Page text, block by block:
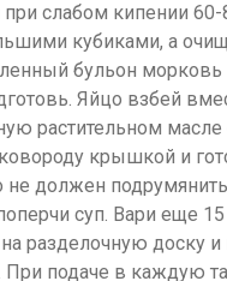
слабом кипении 60-
кубиками, а
бульон морковь
Яйцо взбей
растительном
крышкой и
не должен
суп. Вари еще
разделочную доску
подаче в каждую